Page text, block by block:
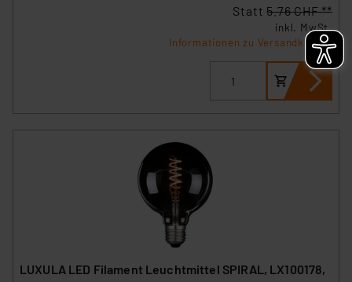
Statt5.76 CHF **
inkl. MwSt.
Informationen zu Versandkosten
LUXULA LED Filament Leuchtmittel SPIRAL, LX100178,